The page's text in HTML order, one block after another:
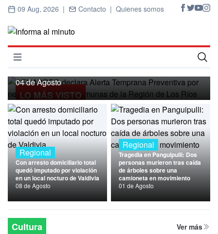
09 Aug, 2026 | Contacto | Quienes somos
Abrir menú
Inicio
Cultura
Deportes
Economía
Entrevistas
Nacional
Política
Regional
LO MÁS VISTO
Regional
SENAPRED declara Alerta Temprana
Preventiva por nevadas para ocho
04 de Agosto
Regional
Con arresto domiciliario total
quedó imputado por violación
en un local nocturo de Valdivia
08 de Agosto
Regional
Tragedia en Panguipulli: Dos
personas murieron tras caída
de árboles sobre una
camioneta en movimiento
01 de Agosto
Cultura Ver más